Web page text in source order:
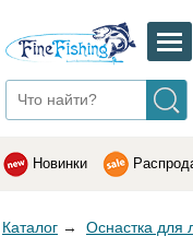
Новинки
Каталог → Оснастка для